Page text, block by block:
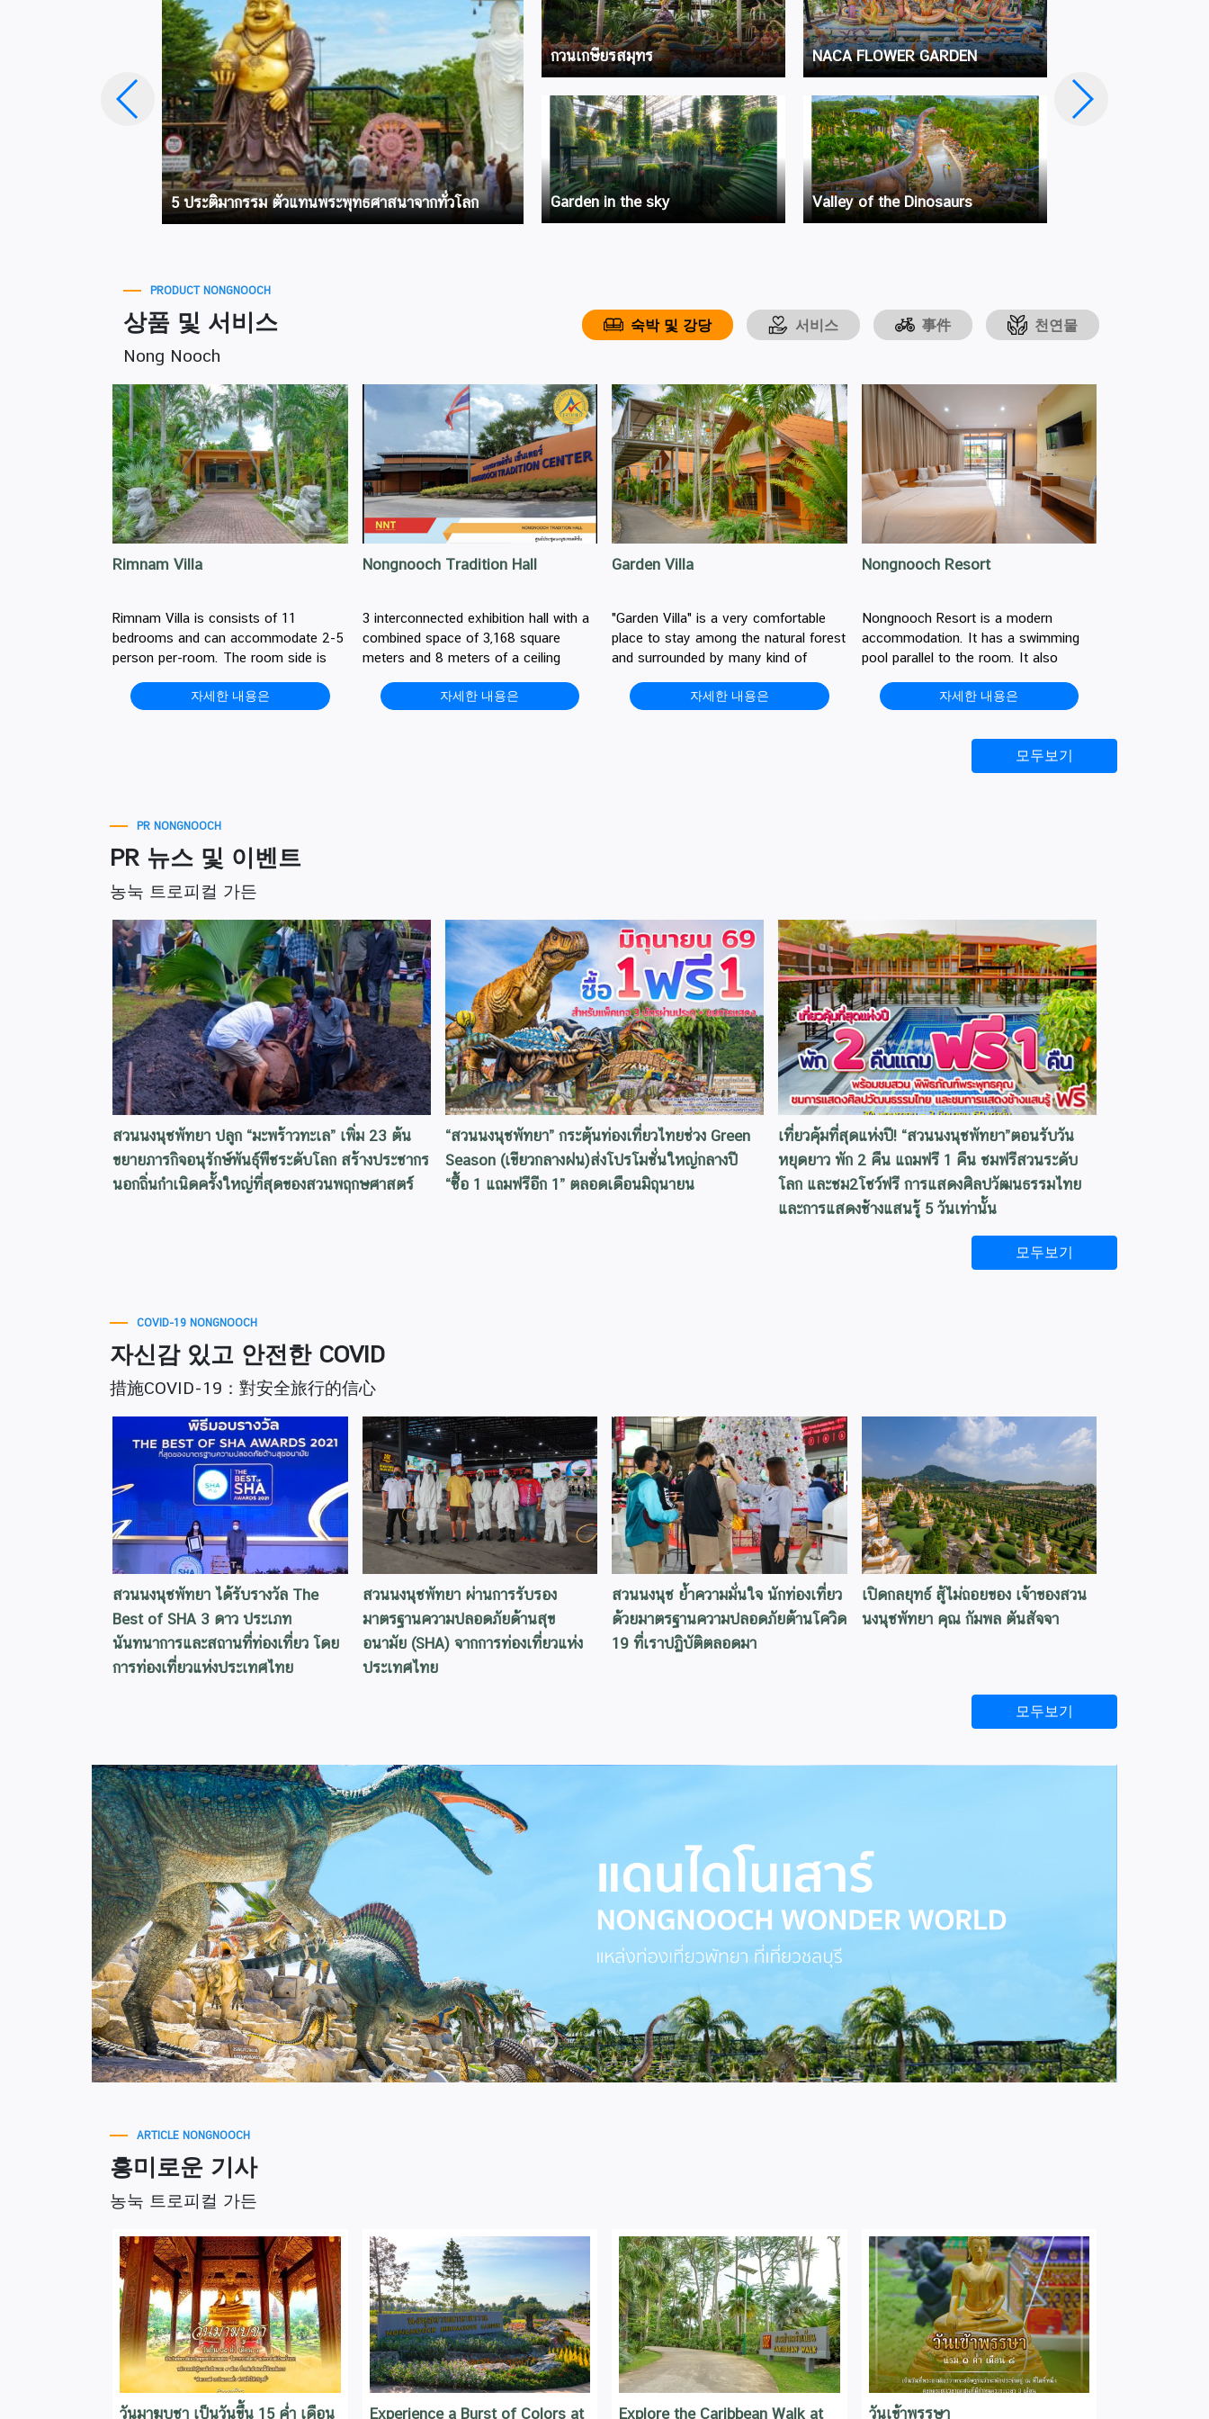
5 ประติมากรรม ตัวแทนพระพุทธศาสนาจากทั่วโลก
กวนเกษียรสมุทร NACA FLOWER GARDEN
Garden in the sky Valley of the Dinosaurs
COVID-19 NONGNOOCH
자신감 있고 안전한 COVID
措施COVID-19：對安全旅行的信心
สวนนงนุชพัทยา ได้รับรางวัล The
Best of SHA 3 ดาว ประเภท
นันทนาการและสถานที่ท่องเที่ยว โดย
การท่องเที่ยวแห่งประเทศไทย
สวนนงนุชพัทยา ผ่านการรับรอง
มาตรฐานความปลอดภัยด้านสุข
อนามัย (SHA) จากการท่องเที่ยวแห่ง
ประเทศไทย
สวนนงนุช ย้ำความมั่นใจ นักท่องเที่ยว
ด้วยมาตรฐานความปลอดภัยต้านโควิด
19 ที่เราปฏิบัติตลอดมา
เปิดกลยุทธ์ สู้ไม่ถอยของ เจ้าของสวน
นงนุชพัทยา คุณ กัมพล ตันสัจจา
모두보기
PRODUCT NONGNOOCH
상품 및 서비스
Nong Nooch
숙박 및 강당 서비스 事件 천연물
Rimnam Villa
Rimnam Villa is consists of 11
bedrooms and can accommodate 2-5
person per-room. The room side is
자세한 내용은
Nongnooch Tradition Hall
3 interconnected exhibition hall with a
combined space of 3,168 square
meters and 8 meters of a ceiling
people for more than 5,000 people
자세한 내용은
Garden Villa
"Garden Villa" is a very comfortable
place to stay among the natural forest
and surrounded by many kind of
자세한 내용은
Nongnooch Resort
Nongnooch Resort is a modern
accommodation. It has a swimming
pool parallel to the room. It also
many kinds of plants for the beauty of
자세한 내용은
모두보기
ARTICLE NONGNOOCH
흥미로운 기사
농눅 트로피컬 가든
วันมาฆบูชา เป็นวันขึ้น 15 ค่ำ เดือน Experience a Burst of Colors at Explore the Caribbean Walk at วันเข้าพรรษา
PR NONGNOOCH
PR 뉴스 및 이벤트
농눅 트로피컬 가든
สวนนงนุชพัทยา ปลูก “มะพร้าวทะเล” เพิ่ม 23 ต้น
ขยายภารกิจอนุรักษ์พันธุ์พืชระดับโลก สร้างประชากร
นอกถิ่นกำเนิดครั้งใหญ่ที่สุดของสวนพฤกษศาสตร์
“สวนนงนุชพัทยา” กระตุ้นท่องเที่ยวไทยช่วง Green
Season (เขียวกลางฝน)ส่งโปรโมชั่นใหญ่กลางปี
“ซื้อ 1 แถมฟรีอีก 1” ตลอดเดือนมิถุนายน
เที่ยวคุ้มที่สุดแห่งปี! “สวนนงนุชพัทยา”ตอนรับวัน
หยุดยาว พัก 2 คืน แถมฟรี 1 คืน ชมฟรีสวนระดับ
โลก และชม2โชว์ฟรี การแสดงศิลปวัฒนธรรมไทย
และการแสดงช้างแสนรู้ 5 วันเท่านั้น
모두보기